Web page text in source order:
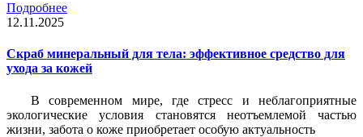
Подробнее
12.11.2025
Скраб минеральный для тела: эффективное средство для
ухода за кожей
В современном мире, где стресс и неблагоприятные
экологические условия становятся неотъемлемой частью
жизни, забота о коже приобретает особую актуальность